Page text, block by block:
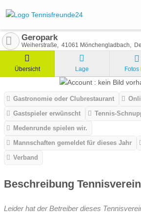
Geropark
Weiherstraße 41061 Mönchengladbach
Übersicht Lage Fotos
Gastronomie oder Clubrestaurant
Gastspieler erwünscht
Tennis-
Medenrunde spielen wir.
Mannschaften gemeldet für dieses Jahr
Verband
Beschreibung Tennisverein
Leider hat der Betreiber dieses